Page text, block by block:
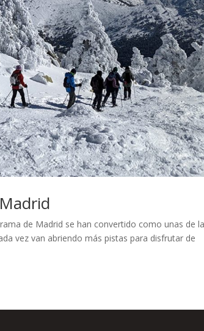
de Madrid se han convertido como unas de
vez van abriendo más pistas para disfrutar de